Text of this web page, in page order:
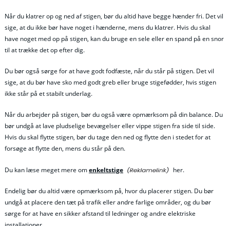
Når du klatrer op og ned af stigen, bør du altid have begge hænder fri. Det vil
sige, at du ikke bør have noget i hænderne, mens du klatrer. Hvis du skal
have noget med op på stigen, kan du bruge en sele eller en spand på en snor
til at trække det op efter dig.
Du bør også sørge for at have godt fodfæste, når du står på stigen. Det vil
sige, at du bør have sko med godt greb eller bruge stigefødder, hvis stigen
ikke står på et stabilt underlag.
Når du arbejder på stigen, bør du også være opmærksom på din balance. Du
bør undgå at lave pludselige bevægelser eller vippe stigen fra side til side.
Hvis du skal flytte stigen, bør du tage den ned og flytte den i stedet for at
forsøge at flytte den, mens du står på den.
Du kan læse meget mere omenkeltstige her.
Endelig bør du altid være opmærksom på, hvor du placerer stigen. Du bør
undgå at placere den tæt på trafik eller andre farlige områder, og du bør
sørge for at have en sikker afstand til ledninger og andre elektriske